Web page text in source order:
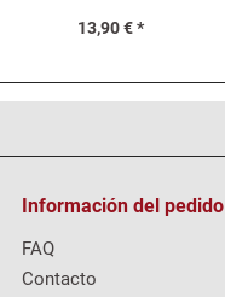
13,90 € *
Información del pedido
FAQ
Contacto